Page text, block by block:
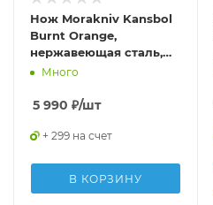
Нож Morakniv Kansbol
Burnt Orange,
нержавеющая сталь,
13505
Много
5 990 ₽/шт
+ 299 на счет
В КОРЗИНУ